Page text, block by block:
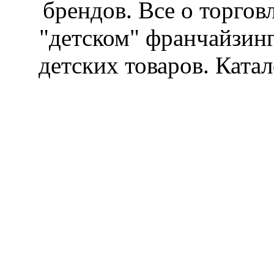
брендов. Все о
"детском"
детских товаров.